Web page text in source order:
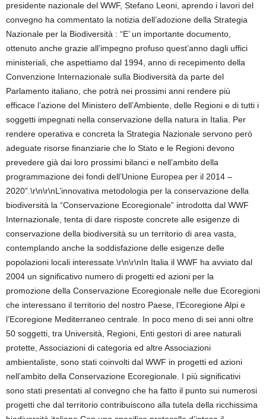
presidente nazionale del WWF, Stefano Leoni, aprendo i lavori del
convegno ha commentato la notizia dell’adozione della Strategia
Nazionale per la Biodiversità : “E’ un importante documento,
ottenuto anche grazie all’impegno profuso quest’anno dagli uffici
ministeriali, che aspettiamo dal 1994, anno di recepimento della
Convenzione Internazionale sulla Biodiversità da parte del
Parlamento italiano, che potrà nei prossimi anni rendere più
efficace l’azione del Ministero dell’Ambiente, delle Regioni e di tutti i
soggetti impegnati nella conservazione della natura in Italia. Per
rendere operativa e concreta la Strategia Nazionale servono però
adeguate risorse finanziarie che lo Stato e le Regioni devono
prevedere già dai loro prossimi bilanci e nell’ambito della
programmazione dei fondi dell’Unione Europea per il 2014 –
2020”.\r\n\r\nL’innovativa metodologia per la conservazione della
biodiversità la “Conservazione Ecoregionale” introdotta dal WWF
Internazionale, tenta di dare risposte concrete alle esigenze di
conservazione della biodiversità su un territorio di area vasta,
contemplando anche la soddisfazione delle esigenze delle
popolazioni locali interessate.\r\n\r\nIn Italia il WWF ha avviato dal
2004 un significativo numero di progetti ed azioni per la
promozione della Conservazione Ecoregionale nelle due Ecoregioni
che interessano il territorio del nostro Paese, l’Ecoregione Alpi e
l’Ecoregione Mediterraneo centrale. In poco meno di sei anni oltre
50 soggetti, tra Università, Regioni, Enti gestori di aree naturali
protette, Associazioni di categoria ed altre Associazioni
ambientaliste, sono stati coinvolti dal WWF in progetti ed azioni
nell’ambito della Conservazione Ecoregionale. I più significativi
sono stati presentati al convegno che ha fatto il punto sui numerosi
progetti che dal territorio contribuiscono alla tutela della ricchissima